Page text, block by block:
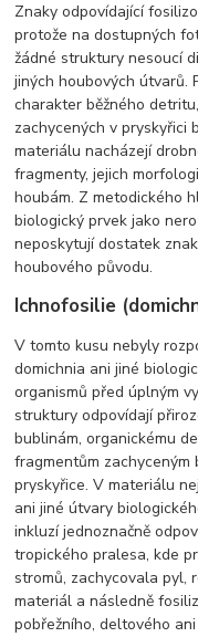
Znaky odpovídající
protože na dostupných
žádné struktury nesoucí
jiných houbových útvarů.
charakter běžného
zachycených v pryskyřici
materiálu nacházejí
fragmenty, jejich
houbám. Z metodického
biologický prvek jako
neposkytují dostatek
houbového původu.
Ichnofosilie
V tomto kusu nebyly
domichnia ani jiné
organismů před úplným
struktury odpovídají
bublinám, organickému
fragmentům
pryskyřice. V materiálu
ani jiné útvary
inkluzí jednoznačně
tropického pralesa, kde
stromů, zachycovala pyl,
materiál a následně
pobřežního, deltového